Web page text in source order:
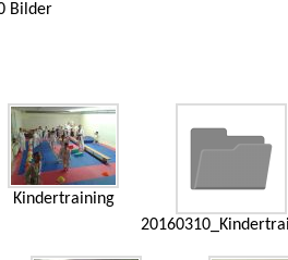
Bilder
Kindertraining